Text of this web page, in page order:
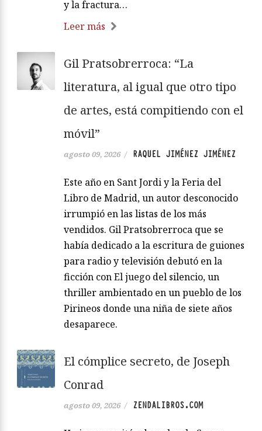
y la fractura…
Leer más
Gil Pratsobrerroca: “La
literatura, al igual que otro tipo
de artes, está compitiendo con el
móvil”
agosto 09, 2026 / RAQUEL JIMÉNEZ JIMÉNEZ
Este año en Sant Jordi y la Feria del
Libro de Madrid, un autor desconocido
irrumpió en las listas de los más
vendidos. Gil Pratsobrerroca que se
había dedicado a la escritura de guiones
para radio y televisión debutó en la
ficción con El juego del silencio, un
thriller ambientado en un pueblo de los
Pirineos donde una niña de siete años
desaparece.
El cómplice secreto, de Joseph
Conrad
agosto 09, 2026 / ZENDALIBROS.COM